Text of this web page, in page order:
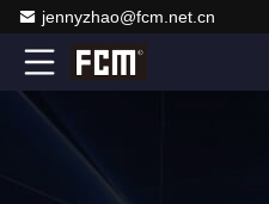
jennyzhao@fcm.net.cn